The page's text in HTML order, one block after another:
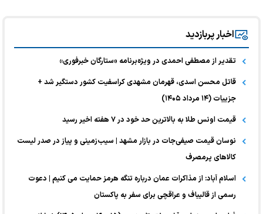
اخبار پربازدید
تقدیر از مصطفی احمدی در ویژه‌برنامه «ستارگان خبرفوری»
قاتل محسن اسدی، قهرمان مشهدی کراسفیت کشور دستگیر شد +
جزییات (۱۴ مرداد ۱۴۰۵)
قیمت اونس طلا به بالاترین حد خود در ۷ هفته اخیر رسید
نوسان قیمت صیفی‌جات در بازار مشهد | سیب‌زمینی و پیاز در صدر لیست
کالا‌های پرمصرف
اسلام آباد: از مذاکرات عمان درباره تنگه هرمز حمایت می کنیم | دعوت
رسمی از قالیباف و عراقچی برای سفر به پاکستان